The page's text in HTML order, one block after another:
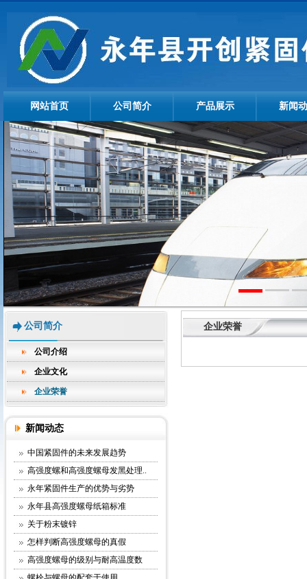
网站首页 公司简介 产品展示 新闻
公司简介
公司介绍
企业文化
企业荣誉
新闻动态
中国紧固件的未来发展趋势
高强度螺和高强度螺母发黑处理..
永年紧固件生产的优势与劣势
永年县高强度螺母纸箱标准
关于粉末镀锌
怎样判断高强度螺母的真假
高强度螺母的级别与耐高温度数
企业荣誉